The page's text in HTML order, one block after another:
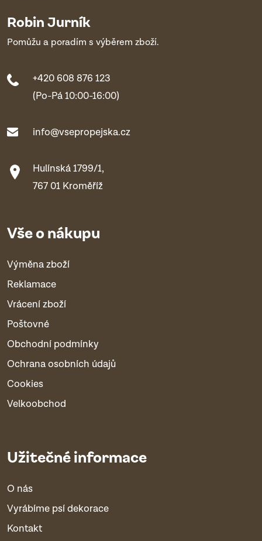
Robin Jurník
Pomůžu a poradím s výběrem zboží.
+420 608 876 123
(Po-Pá 10:00-16:00)
info@vsepropejska.cz
Hulínská 1799/1,
767 01 Kroměříž
Vše o nákupu
Výměna zboží
Reklamace
Vrácení zboží
Poštovné
Obchodní podmínky
Ochrana osobních údajů
Cookies
Velkoobchod
Užitečné informace
O nás
Vyrábíme psí dekorace
Kontakt